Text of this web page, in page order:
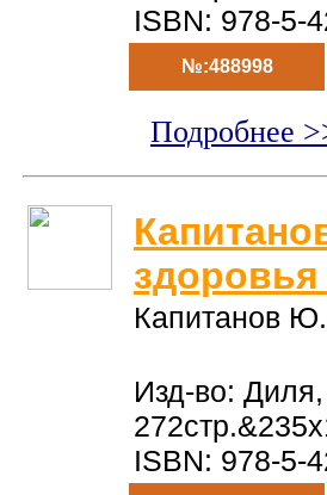
ISBN: 978-5-
№:488998
Подробнее
здоровья
Капитанов Ю.
Изд-во: Диля,
ISBN: 978-5-